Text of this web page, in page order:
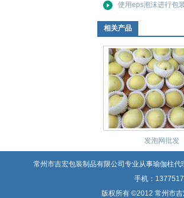
使用eps泡沫进行包
相关产品
发泡网批发
常州市吉宏包装制品有限公司专业从事瑜伽柱代
手机：
版权所有 ©2012 常州市